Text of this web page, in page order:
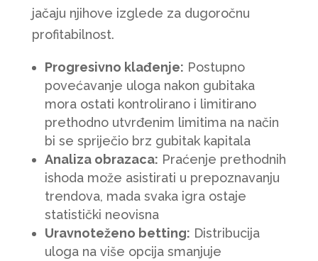
jačaju njihove izglede za dugoročnu
profitabilnost.
Progresivno klađenje: Postupno
povećavanje uloga nakon gubitaka
mora ostati kontrolirano i limitirano
prethodno utvrđenim limitima na način
bi se spriječio brz gubitak kapitala
Analiza obrazaca: Praćenje prethodnih
ishoda može asistirati u prepoznavanju
trendova, mada svaka igra ostaje
statistički neovisna
Uravnoteženo betting: Distribucija
uloga na više opcija smanjuje